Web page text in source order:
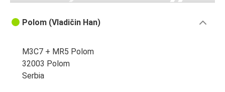
Polom (Vladičin Han)
M3C7 + MR5 Polom
32003 Polom
Serbia